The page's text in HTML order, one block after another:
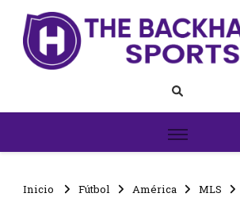
The Backhand Sports
Inicio Fútbol América
MLS